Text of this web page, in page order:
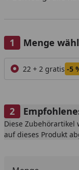
Menge
Alle anzeigen (2)
22 + 2 gratis -5
Diese Zubehörartikel
auf dieses Produkt